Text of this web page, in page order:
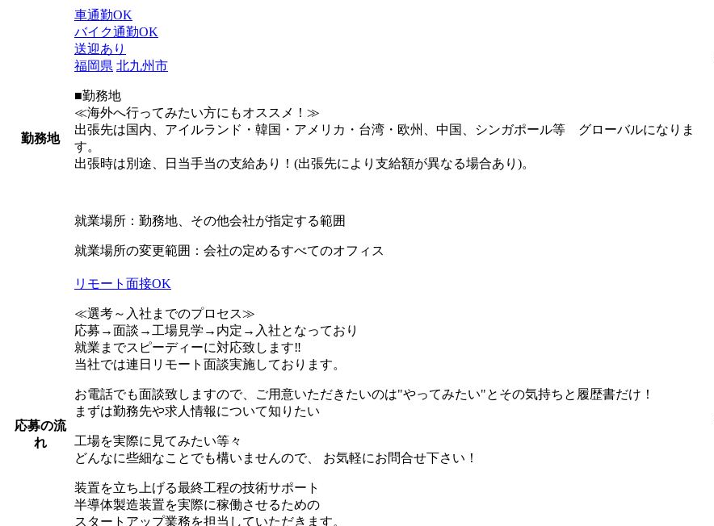
勤務地
車通勤OK
バイク通勤OK
送迎あり
福岡県 北九州市
■勤務地
≪海外へ行ってみたい方にもオススメ！≫
出張先は国内、アイルランド・韓国・アメリカ・台湾・欧州、中国、シンガポール等 グローバルになりま
す。
出張時は別途、日当手当の支給あり！(出張先により支給額が異なる場合あり)。
就業場所：勤務地、その他会社が指定する範囲
就業場所の変更範囲：会社の定めるすべてのオフィス
応募の流
れ
リモート面接OK
≪選考～入社までのプロセス≫
応募→面談→工場見学→内定→入社となっており
就業までスピーディーに対応致します‼
当社では連日リモート面談実施しております。
お電話でも面談致しますので、ご用意いただきたいのは"やってみたい"とその気持ちと履歴書だけ！
まずは勤務先や求人情報について知りたい
工場を実際に見てみたい等々
どんなに些細なことでも構いませんので、 お気軽にお問合せ下さい！
装置を立ち上げる最終工程の技術サポート
半導体製造装置を実際に稼働させるための
スタートアップ業務を担当していただきます。